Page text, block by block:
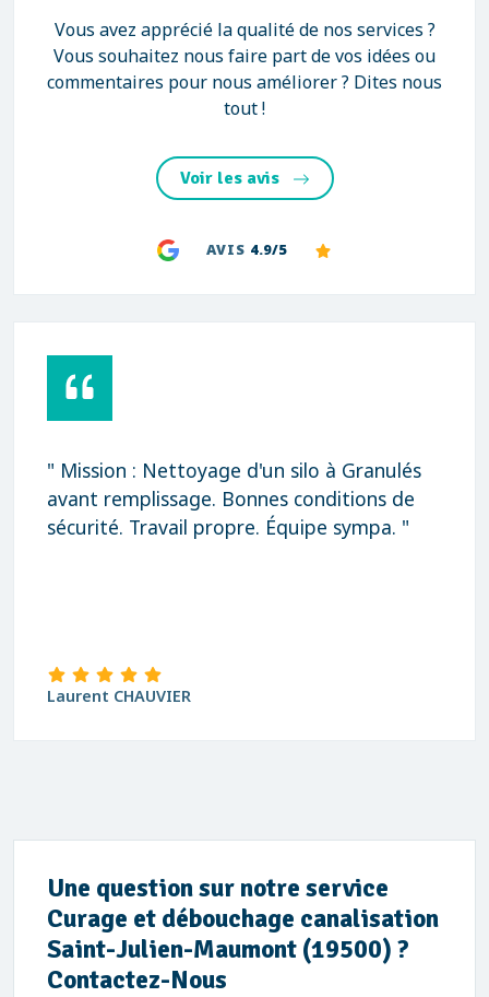
Vous avez apprécié la qualité de nos services ?
Vous souhaitez nous faire part de vos idées ou
commentaires pour nous améliorer ? Dites nous
tout !
Voir les avis
AVIS 4.9/5
" Mission : Nettoyage d'un silo à Granulés
avant remplissage. Bonnes conditions de
sécurité. Travail propre. Équipe sympa. "
Laurent CHAUVIER
Une question sur notre service
Curage et débouchage canalisation
Saint-Julien-Maumont (19500) ?
Contactez-Nous